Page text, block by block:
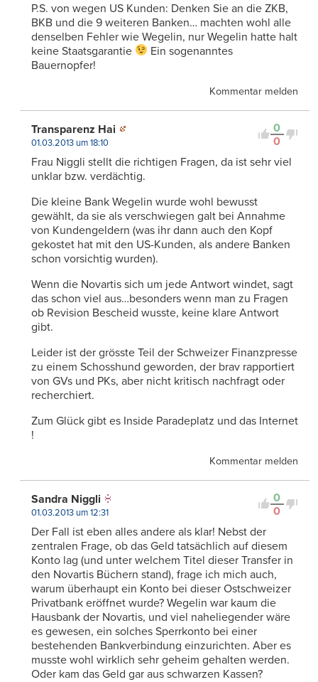
P.S. von wegen US Kunden: Denken Sie an die ZKB,
BKB und die 9 weiteren Banken… machten wohl alle
denselben Fehler wie Wegelin, nur Wegelin hatte halt
keine Staatsgarantie
Ein sogenanntes
Bauernopfer!
Kommentar melden
0
0
Transparenz Hai
01.03.2013 um 18:10
Frau Niggli stellt die richtigen Fragen, da ist sehr viel
unklar bzw. verdächtig.
Die kleine Bank Wegelin wurde wohl bewusst
gewählt, da sie als verschwiegen galt bei Annahme
von Kundengeldern (was ihr dann auch den Kopf
gekostet hat mit den US-Kunden, als andere Banken
schon vorsichtig wurden).
Wenn die Novartis sich um jede Antwort windet, sagt
das schon viel aus…besonders wenn man zu Fragen
ob Revision Bescheid wusste, keine klare Antwort
gibt.
Leider ist der grösste Teil der Schweizer Finanzpresse
zu einem Schosshund geworden, der brav rapportiert
von GVs und PKs, aber nicht kritisch nachfragt oder
recherchiert.
Zum Glück gibt es Inside Paradeplatz und das Internet
!
Kommentar melden
0
0
Sandra Niggli
01.03.2013 um 12:31
Der Fall ist eben alles andere als klar! Nebst der
zentralen Frage, ob das Geld tatsächlich auf diesem
Konto lag (und unter welchem Titel dieser Transfer in
den Novartis Büchern stand), frage ich mich auch,
warum überhaupt ein Konto bei dieser Ostschweizer
Privatbank eröffnet wurde? Wegelin war kaum die
Hausbank der Novartis, und viel naheliegender wäre
es gewesen, ein solches Sperrkonto bei einer
bestehenden Bankverbindung einzurichten. Aber es
musste wohl wirklich sehr geheim gehalten werden.
Oder kam das Geld gar aus schwarzen Kassen?